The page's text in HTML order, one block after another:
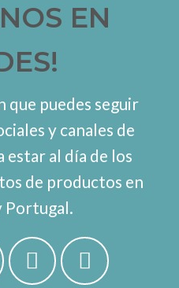
EN
que puedes seguir
y canales de
al día de los
de productos en
Portugal.